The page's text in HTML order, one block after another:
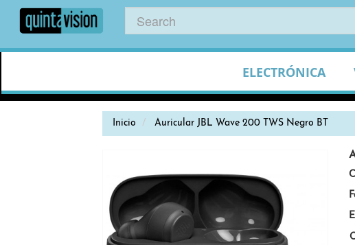
ELECTRÓNICA
Inicio Auricular JBL Wave 200 TWS Negro BT